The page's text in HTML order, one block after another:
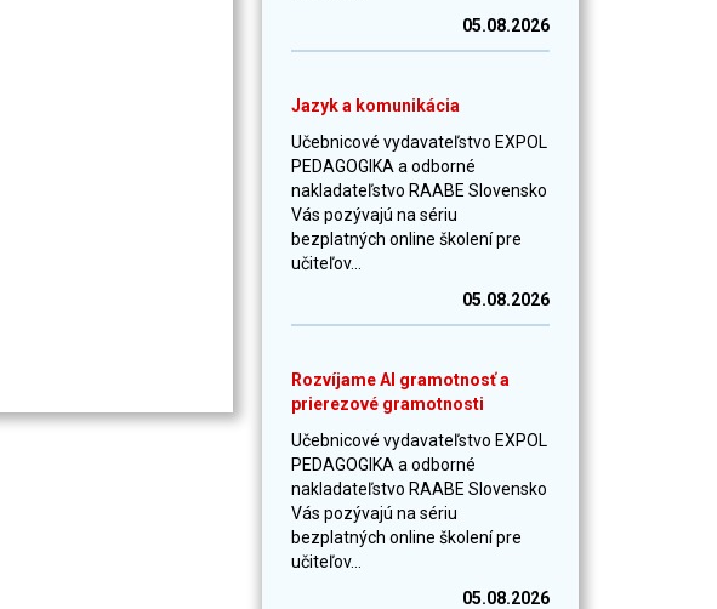
05.08.2026
Jazyk a komunikácia
Učebnicové vydavateľstvo EXPOL
PEDAGOGIKA a odborné
nakladateľstvo RAABE Slovensko
Vás pozývajú na sériu
bezplatných online školení pre
učiteľov...
05.08.2026
Rozvíjame AI gramotnosť a
prierezové gramotnosti
Učebnicové vydavateľstvo EXPOL
PEDAGOGIKA a odborné
nakladateľstvo RAABE Slovensko
Vás pozývajú na sériu
bezplatných online školení pre
učiteľov...
05.08.2026